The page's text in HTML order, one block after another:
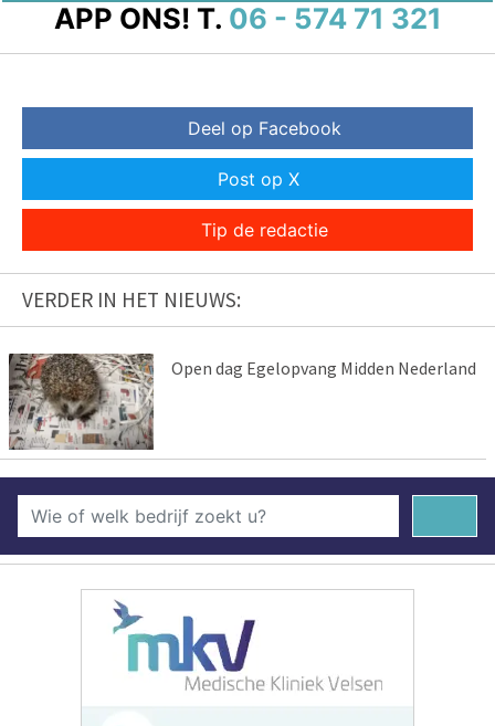
APP ONS! T. 06 - 574 71 321
Deel op Facebook
Post op X
Tip de redactie
VERDER IN HET NIEUWS:
Open dag Egelopvang Midden Nederland